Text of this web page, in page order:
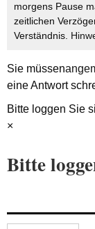
morgens Pause
zeitlichen
Verständnis.
Sie müssen
eine Antwort
Bitte loggen Sie
×
Bitte